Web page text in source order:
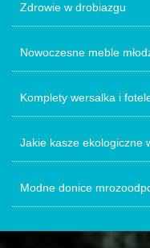
Zdrowie w drobiazgu
Nowoczesne meble
Komplety wersalka i
Jakie kasze ekologiczne
Modne donice